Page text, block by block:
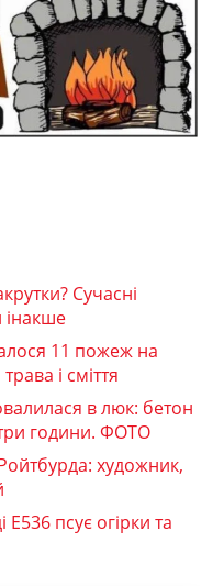
Сучасні
інакше
11 пожеж на
і сміття
в люк: бетон
години. ФОТО
художник,
Е536 псує огірки та